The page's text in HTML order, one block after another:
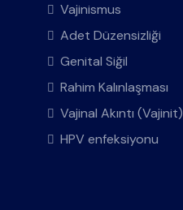
Vajinismus
Adet Düzensizliği
Genital Siğil
Rahim Kalınlaşması
Vajinal Akıntı (Vajinit)
HPV enfeksiyonu